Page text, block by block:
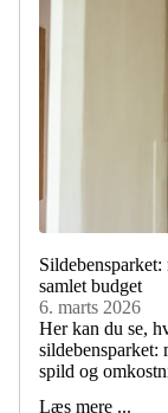
samlet budget
6. marts 2026
Her kan du se,
sildebensparket:
spild og
Læs mere ...